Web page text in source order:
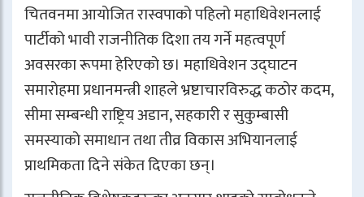
चितवनमा आयोजित रास्वपाको पहिलो महाधिवेशनलाई
पार्टीको भावी राजनीतिक दिशा तय गर्ने महत्वपूर्ण
अवसरका रूपमा हेरिएको छ। महाधिवेशन उद्घाटन
समारोहमा प्रधानमन्त्री शाहले भ्रष्टाचारविरुद्ध कठोर कदम,
सीमा सम्बन्धी राष्ट्रिय अडान, सहकारी र सुकुम्बासी
समस्याको समाधान तथा तीव्र विकास अभियानलाई
प्राथमिकता दिने संकेत दिएका छन्।